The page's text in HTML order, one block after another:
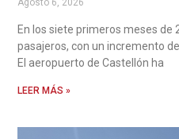
Agosto 6, 2026
En los siete primeros meses de
pasajeros, con un incremento
El aeropuerto de Castellón ha
LEER MÁS »